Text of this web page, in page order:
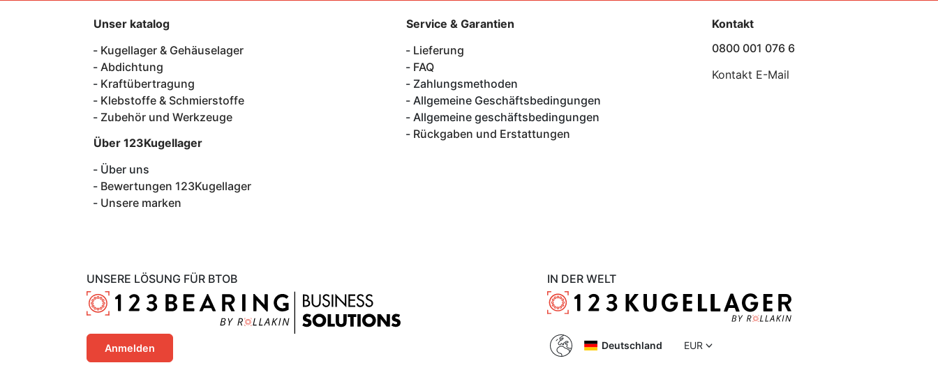
UNSERE LÖSUNG FÜR BTOB
Anmelden
Unser katalog
Kugellager & Gehäuselager
Abdichtung
Kraftübertragung
Klebstoffe & Schmierstoffe
Zubehör und Werkzeuge
Über 123Kugellager
Über uns
Bewertungen 123Kugellager
Unsere marken
Service & Garantien
Lieferung
FAQ
Zahlungsmethoden
Allgemeine Geschäftsbedingungen
Allgemeine geschäftsbedingungen
Rückgaben und Erstattungen
Kontakt
0800 001 076 6
Kontakt E-Mail
IN DER WELT
Deutschland EUR